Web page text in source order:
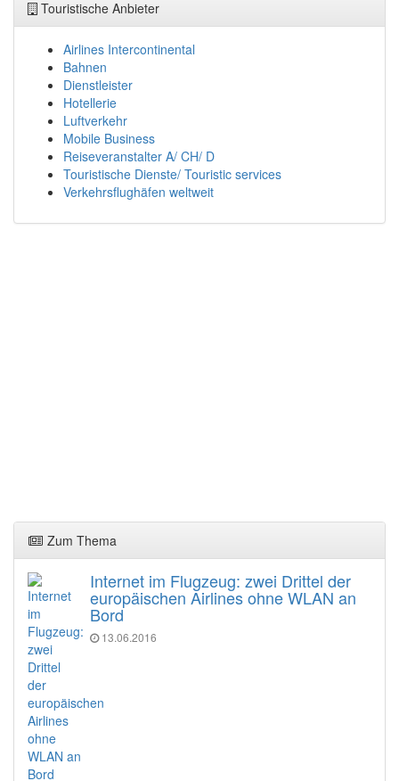
Touristische Anbieter
Airlines Intercontinental
Bahnen
Dienstleister
Hotellerie
Luftverkehr
Mobile Business
Reiseveranstalter A/ CH/ D
Touristische Dienste/ Touristic services
Verkehrsflughäfen weltweit
Zum Thema
Internet im Flugzeug: zwei Drittel der
europäischen Airlines ohne WLAN an
Bord
13.06.2016